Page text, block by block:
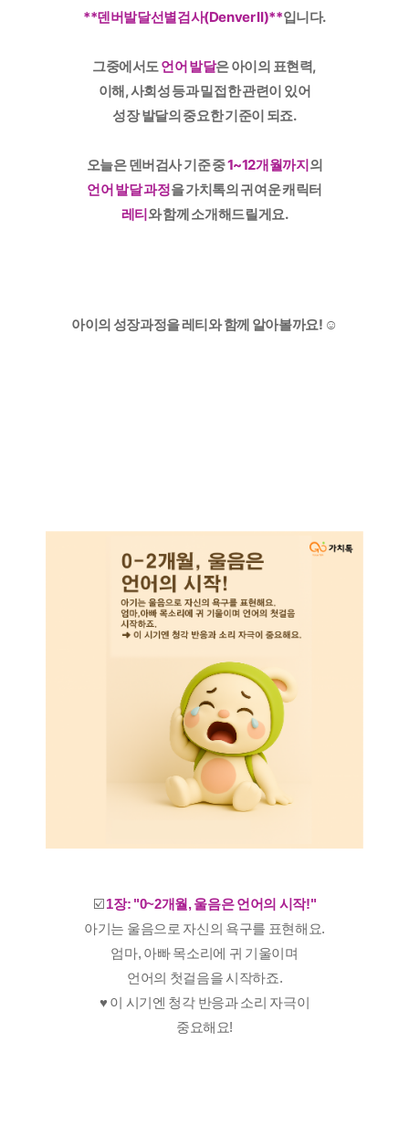
**덴버발달선별검사(Denver II)**입니다.
그중에서도 언어 발달은 아이의 표현력,
이해, 사회성 등과 밀접한 관련이 있어
성장 발달의 중요한 기준이 되죠.
오늘은 덴버검사 기준 중1~12개월까지의
언어 발달 과정을 가치톡의 귀여운 캐릭터
레티와 함께 소개해드릴게요.
아이의 성장과정을 레티와 함께 알아볼까요! ☺️
☑️1장: "0~2개월, 울음은 언어의 시작!"
아기는 울음으로 자신의 욕구를 표현해요.
엄마, 아빠 목소리에 귀 기울이며
언어의 첫걸음을 시작하죠.
♥️ 이 시기엔 청각 반응과 소리 자극이
중요해요!